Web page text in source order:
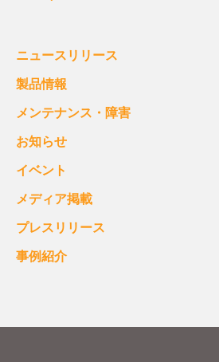
ニュースリリース
製品情報
メンテナンス・障害
お知らせ
イベント
メディア掲載
プレスリリース
事例紹介